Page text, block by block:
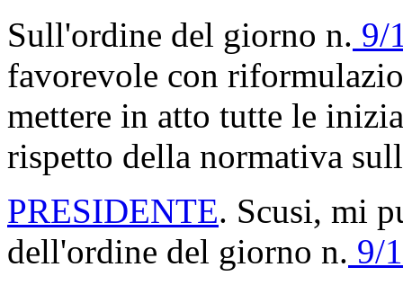
Sull'ordine del giorno n. 9/
favorevole con
mettere in atto tutte le
rispetto della normativa
PRESIDENTE. Scusi, mi
dell'ordine del giorno n. 9/